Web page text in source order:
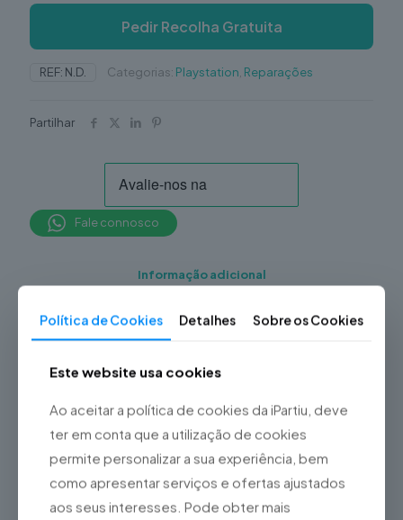
Pedir Recolha Gratuita
REF: N.D. Categorias: Playstation Reparações
Partilhar
Fale connosco
Informação adicional
Tipo de Reparação
Analógico (Apenas Um),
Botões ,Jack de Audio
Motor Vibração,Porta de
Carregamento,TouchPad
Produtos Relacionados
Política de Cookies Detalhes Sobre os Cookies
Este website usa cookies
Ao aceitar a política de cookies da iPartiu, deve
ter em conta que a utilização de cookies
permite personalizar a sua experiência, bem
como apresentar serviços e ofertas ajustados
aos seus interesses. Pode obter mais